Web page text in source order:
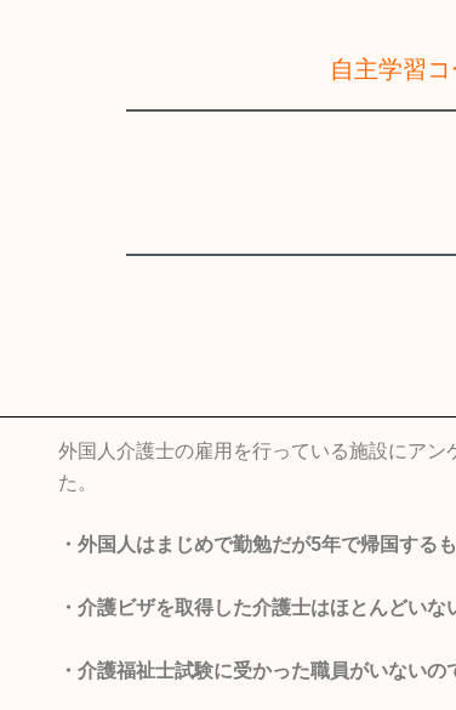
自主学習
外国人介護士の雇用を行っている施設にア
た。
・外国人はまじめで勤勉だが5年で帰国する
・介護ビザを取得した介護士はほとんどい
・介護福祉士試験に受かった職員がいないの